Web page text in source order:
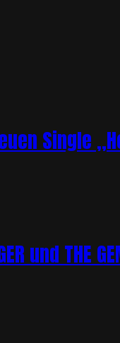
Single
und